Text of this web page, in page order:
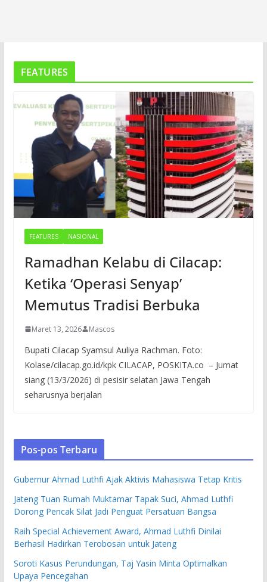
FEATURES
FEATURES NASIONAL
Ramadhan Kelabu di Cilacap:
Ketika ‘Operasi Senyap’
Memutus Tradisi Berbuka
Maret 13, 2026 Mascos
Bupati Cilacap Syamsul Auliya Rachman. Foto:
Kolase/cilacap.go.id/kpk CILACAP, POSKITA.co – Jumat
siang (13/3/2026) di pesisir selatan Jawa Tengah
seharusnya berjalan
Pos-pos Terbaru
Gubernur Ahmad Luthfi Ajak Aktivis Mahasiswa Tetap Kritis
Jateng Tuan Rumah Muktamar Tapak Suci, Ahmad Luthfi
Dorong Pencak Silat Jadi Penguat Persatuan Bangsa
Raih Special Achievement Award, Ahmad Luthfi Dinilai
Berhasil Hadirkan Terobosan untuk Jateng
Soroti Kasus Perundungan, Taj Yasin Minta Optimalkan
Upaya Pencegahan